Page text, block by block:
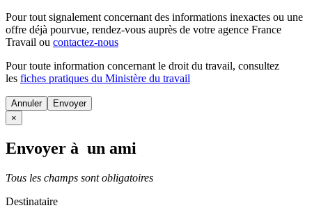
Pour tout signalement concernant des informations inexactes ou une
offre déjà pourvue, rendez-vous auprès de votre agence France
Travail ou contactez-nous
Pour toute information concernant le droit du travail, consultez
les fiches pratiques du Ministère du travail
Annuler
×
Envoyer à un ami
Tous les champs sont obligatoires
Destinataire